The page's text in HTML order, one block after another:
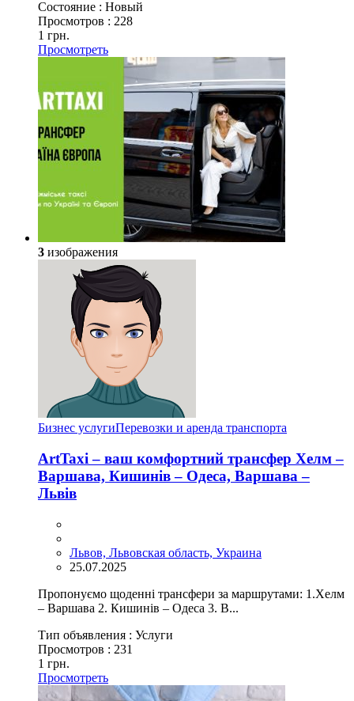
Состояние : Новый
Просмотров : 228
1 грн.
Просмотреть
3 изображения
Бизнес услугиПеревозки и аренда транспорта
ArtTaxi – ваш комфортний трансфер Хелм –
Варшава, Кишинів – Одеса, Варшава –
Львів
Львов, Львовская область, Украина
25.07.2025
Пропонуємо щоденні трансфери за маршрутами: 1.Хелм
– Варшава 2. Кишинів – Одеса 3. В...
Тип объявления : Услуги
Просмотров : 231
1 грн.
Просмотреть